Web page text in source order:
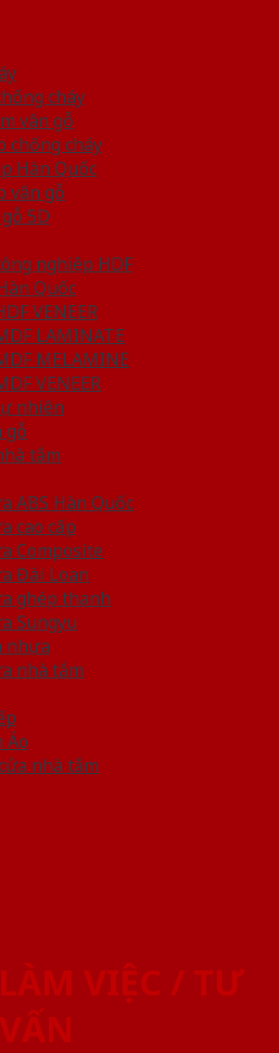
cháy
vân gỗ
chống cháy
Hàn Quốc
vân gỗ
5D
nghiệp HDF
Quốc
VENEER
LAMINATE
MELAMINE
VENEER
nhiên
gỗ
tắm
ABS Hàn Quốc
cao cấp
Composite
Đài Loan
ghép thanh
Sungyu
nhựa
nhà tắm
Áo
nhà tắm
VIỆC / TƯ
VẤN